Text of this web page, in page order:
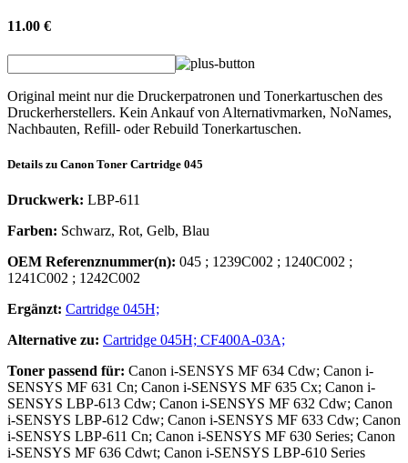
11.00 €
Original meint nur die Druckerpatronen und Tonerkartuschen des
Druckerherstellers. Kein Ankauf von Alternativmarken, NoNames,
Nachbauten, Refill- oder Rebuild Tonerkartuschen.
Details zu Canon Toner Cartridge 045
Druckwerk: LBP-611
Farben: Schwarz, Rot, Gelb, Blau
OEM Referenznummer(n): 045 ; 1239C002 ; 1240C002 ;
1241C002 ; 1242C002
Ergänzt: Cartridge 045H;
Alternative zu: Cartridge 045H; CF400A-03A;
Toner passend für: Canon i-SENSYS MF 634 Cdw; Canon i-
SENSYS MF 631 Cn; Canon i-SENSYS MF 635 Cx; Canon i-
SENSYS LBP-613 Cdw; Canon i-SENSYS MF 632 Cdw; Canon
i-SENSYS LBP-612 Cdw; Canon i-SENSYS MF 633 Cdw; Canon
i-SENSYS LBP-611 Cn; Canon i-SENSYS MF 630 Series; Canon
i-SENSYS MF 636 Cdwt; Canon i-SENSYS LBP-610 Series